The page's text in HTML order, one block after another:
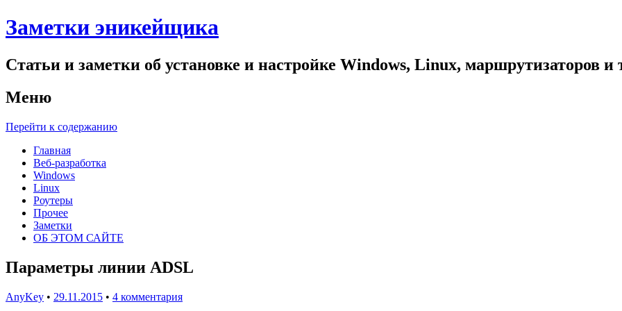
Заметки эникейщика
Статьи и заметки об установке и настройке Windows, Linux, маршрутизаторов и
Меню
Перейти к содержанию
Главная
Веб-разработка
Windows
Linux
Роутеры
Прочее
Заметки
ОБ ЭТОМ САЙТЕ
Параметры линии ADSL
AnyKey • 29.11.2015 • 4 комментария